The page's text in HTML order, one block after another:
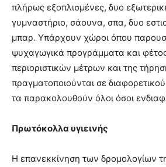
πλήρως εξοπλισμένες, δυο
γυμναστήριο, σάουνα, σπα, δυο
μπαρ. Υπάρχουν χώροι όπου
ψυχαγωγικά προγράμματα και
περιοριστικών μέτρων και της
πραγματοποιούνται σε
τα παρακολουθούν όλοι όσοι
Πρωτόκολλα υγιεινής
Η επανεκκίνηση των δρομολογίων